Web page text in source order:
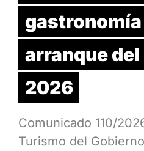
gastronomía
arranque
2026
Comunicado 110/
Turismo del